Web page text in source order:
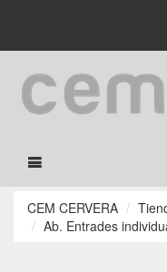
CEM CERVERA
Ab. Entrades